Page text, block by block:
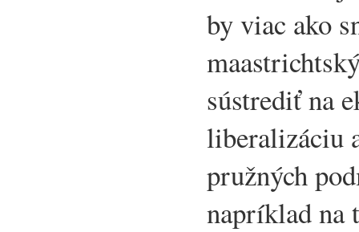
by viac ako
sústrediť na
liberalizáciu
pružných
napríklad na